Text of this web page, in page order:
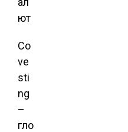
Co
ve
sti
ng
–
гло